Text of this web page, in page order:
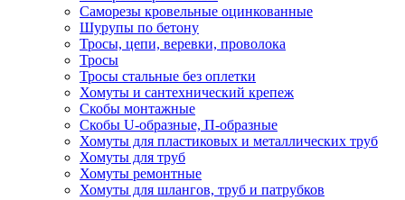
Саморезы кровельные оцинкованные
Шурупы по бетону
Тросы, цепи, веревки, проволока
Тросы
Тросы стальные без оплетки
Хомуты и сантехнический крепеж
Скобы монтажные
Скобы U-образные, П-образные
Хомуты для пластиковых и металлических труб
Хомуты для труб
Хомуты ремонтные
Хомуты для шлангов, труб и патрубков